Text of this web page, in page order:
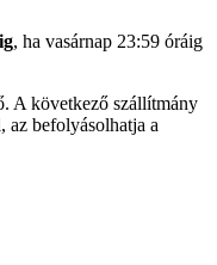
, ha vasárnap 23:59 óráig
A következő szállítmány
az befolyásolhatja a